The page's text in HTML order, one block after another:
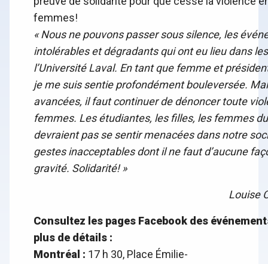
femmes!
« Nous ne pouvons passer sous silence, les
intolérables et dégradants qui ont eu lieu dans
l’Université Laval. En tant que femme et
je me suis sentie profondément bouleversée.
avancées, il faut continuer de dénoncer toute
femmes. Les étudiantes, les filles, les femmes
devraient pas se sentir menacées dans notre
gestes inacceptables dont il ne faut d’aucune
gravité. Solidarité! »
Louise
Consultez les pages Facebook des
plus de détails :
Montréal : 17 h 30, Place Émilie-